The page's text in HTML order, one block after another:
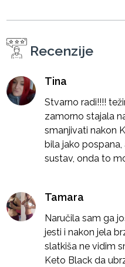
Recenzije
Tina
Stvarno radi!!!!
zamorno stajala
smanjivati ​​nakon
bila jako
sustav, onda to
Tamara
Naručila sam ga
jesti i nakon jela
slatkiša ne vidim
Keto Black da